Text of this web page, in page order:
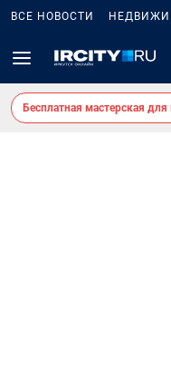
ВСЕ НОВОСТИ
Бесплатная мастерская